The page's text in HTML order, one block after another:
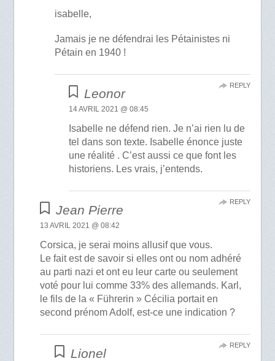
isabelle,
Jamais je ne défendrai les Pétainistes ni
Pétain en 1940 !
Leonor
14 AVRIL 2021 @ 08:45
Isabelle ne défend rien. Je n’ai rien lu de
tel dans son texte. Isabelle énonce juste
une réalité . C’est aussi ce que font les
historiens. Les vrais, j’entends.
REPLY
Jean Pierre
13 AVRIL 2021 @ 08:42
Corsica, je serai moins allusif que vous.
Le fait est de savoir si elles ont ou nom adhéré
au parti nazi et ont eu leur carte ou seulement
voté pour lui comme 33% des allemands. Karl,
le fils de la « Führerin » Cécilia portait en
second prénom Adolf, est-ce une indication ?
REPLY
Lionel
REPLY